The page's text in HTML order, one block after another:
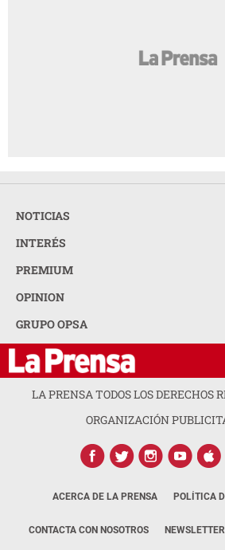
NOTICIAS
INTERÉS
PREMIUM
OPINION
GRUPO OPSA
LA PRENSA TODOS LOS DERECHOS
ORGANIZACIÓN
ACERCA DE LA PRENSA POLÍTICA
CONTACTA CON NOSOTROS NEWSLETTER